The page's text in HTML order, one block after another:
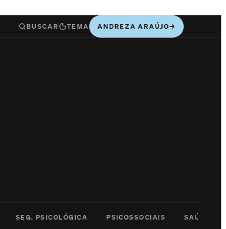
BUSCAR TEMA ANDREZA ARAÚJO→
SEG. PSICOLÓGICA PSICOSSOCIAIS SAÚDE